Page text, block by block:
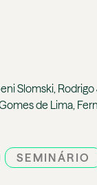
Slomski, Rodrigo
de Lima,
SEMINÁRIO